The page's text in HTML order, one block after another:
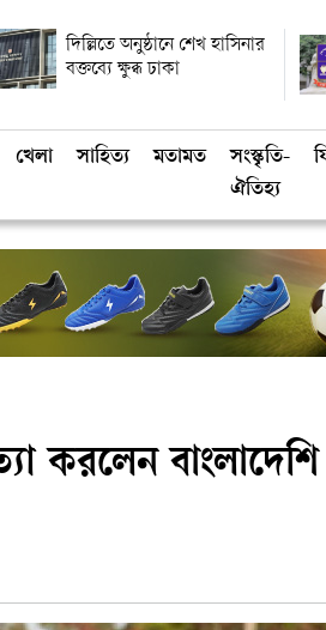
দিল্লিতে অনুষ্ঠানে শেখ হাসিনার
বক্তব্যে ক্ষুব্ধ ঢাকা
খেলা সাহিত্য মতামত
সংস্কৃতি-
ঐতিহ্য
করলেন বাংলাদেশি